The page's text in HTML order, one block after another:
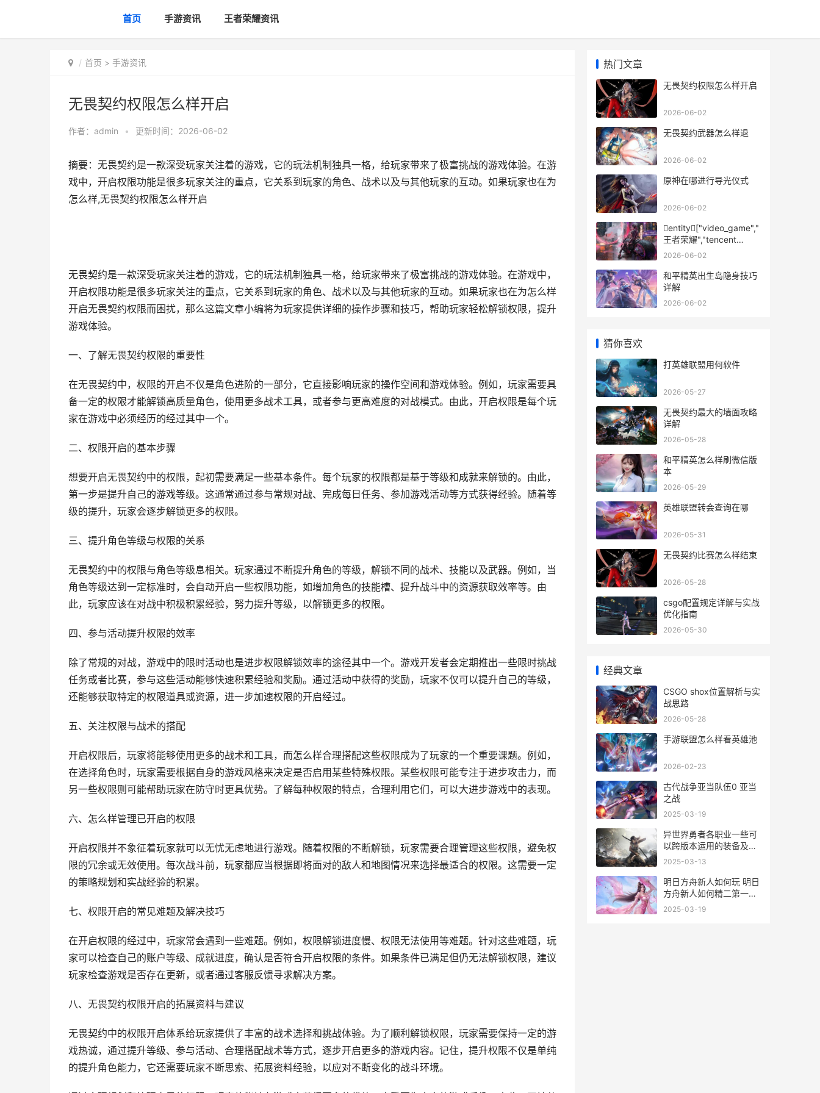
首页 手游资讯 王者荣耀资讯
首页 > 手游资讯
无畏契约权限怎么样开启
作者： admin • 更新时间：2026-06-02
摘要：无畏契约是一款深受玩家关注着的游戏，它的玩法机制独具一格，给玩家带来了极富挑战的游戏体验。在游
戏中，开启权限功能是很多玩家关注的重点，它关系到玩家的角色、战术以及与其他玩家的互动。如果玩家也在为
怎么样,无畏契约权限怎么样开启
无畏契约是一款深受玩家关注着的游戏，它的玩法机制独具一格，给玩家带来了极富挑战的游戏体验。在游戏中，
开启权限功能是很多玩家关注的重点，它关系到玩家的角色、战术以及与其他玩家的互动。如果玩家也在为怎么样
开启无畏契约权限而困扰，那么这篇文章小编将为玩家提供详细的操作步骤和技巧，帮助玩家轻松解锁权限，提升
游戏体验。
一、了解无畏契约权限的重要性
在无畏契约中，权限的开启不仅是角色进阶的一部分，它直接影响玩家的操作空间和游戏体验。例如，玩家需要具
备一定的权限才能解锁高质量角色，使用更多战术工具，或者参与更高难度的对战模式。由此，开启权限是每个玩
家在游戏中必须经历的经过其中一个。
二、权限开启的基本步骤
想要开启无畏契约中的权限，起初需要满足一些基本条件。每个玩家的权限都是基于等级和成就来解锁的。由此，
第一步是提升自己的游戏等级。这通常通过参与常规对战、完成每日任务、参加游戏活动等方式获得经验。随着等
级的提升，玩家会逐步解锁更多的权限。
三、提升角色等级与权限的关系
无畏契约中的权限与角色等级息相关。玩家通过不断提升角色的等级，解锁不同的战术、技能以及武器。例如，当
角色等级达到一定标准时，会自动开启一些权限功能，如增加角色的技能槽、提升战斗中的资源获取效率等。由
此，玩家应该在对战中积极积累经验，努力提升等级，以解锁更多的权限。
四、参与活动提升权限的效率
除了常规的对战，游戏中的限时活动也是进步权限解锁效率的途径其中一个。游戏开发者会定期推出一些限时挑战
任务或者比赛，参与这些活动能够快速积累经验和奖励。通过活动中获得的奖励，玩家不仅可以提升自己的等级，
还能够获取特定的权限道具或资源，进一步加速权限的开启经过。
五、关注权限与战术的搭配
开启权限后，玩家将能够使用更多的战术和工具，而怎么样合理搭配这些权限成为了玩家的一个重要课题。例如，
在选择角色时，玩家需要根据自身的游戏风格来决定是否启用某些特殊权限。某些权限可能专注于进步攻击力，而
另一些权限则可能帮助玩家在防守时更具优势。了解每种权限的特点，合理利用它们，可以大进步游戏中的表现。
六、怎么样管理已开启的权限
开启权限并不象征着玩家就可以无忧无虑地进行游戏。随着权限的不断解锁，玩家需要合理管理这些权限，避免权
限的冗余或无效使用。每次战斗前，玩家都应当根据即将面对的敌人和地图情况来选择最适合的权限。这需要一定
的策略规划和实战经验的积累。
七、权限开启的常见难题及解决技巧
在开启权限的经过中，玩家常会遇到一些难题。例如，权限解锁进度慢、权限无法使用等难题。针对这些难题，玩
家可以检查自己的账户等级、成就进度，确认是否符合开启权限的条件。如果条件已满足但仍无法解锁权限，建议
玩家检查游戏是否存在更新，或者通过客服反馈寻求解决方案。
八、无畏契约权限开启的拓展资料与建议
无畏契约中的权限开启体系给玩家提供了丰富的战术选择和挑战体验。为了顺利解锁权限，玩家需要保持一定的游
戏热诚，通过提升等级、参与活动、合理搭配战术等方式，逐步开启更多的游戏内容。记住，提升权限不仅是单纯
的提升角色能力，它还需要玩家不断思索、拓展资料经验，以应对不断变化的战斗环境。
热门文章
无畏契约权限怎么样开启
2026-06-02
无畏契约武器怎么样退
2026-06-02
原神在哪进行导光仪式
2026-06-02
entity["video_game","
王者荣耀","tencent
mobile arena game"]
2026-06-02
和平精英出生岛隐身技巧
详解
2026-06-02
猜你喜欢
打英雄联盟用何软件
2026-05-27
无畏契约最大的墙面攻略
详解
2026-05-28
和平精英怎么样刷微信版
本
2026-05-29
英雄联盟转会查询在哪
2026-05-31
无畏契约比赛怎么样结束
2026-05-28
csgo配置规定详解与实战
优化指南
2026-05-30
经典文章
CSGO shox位置解析与实
战思路
2026-05-28
手游联盟怎么样看英雄池
2026-02-23
古代战争亚当队伍0 亚当
之战
2025-03-19
异世界勇者各职业一些可
以跨版本运用的装备及出
处 异世界勇者各职业属性
2025-03-13
明日方舟新人如何玩 明日
方舟新人如何精二第一个
干员
2025-03-19